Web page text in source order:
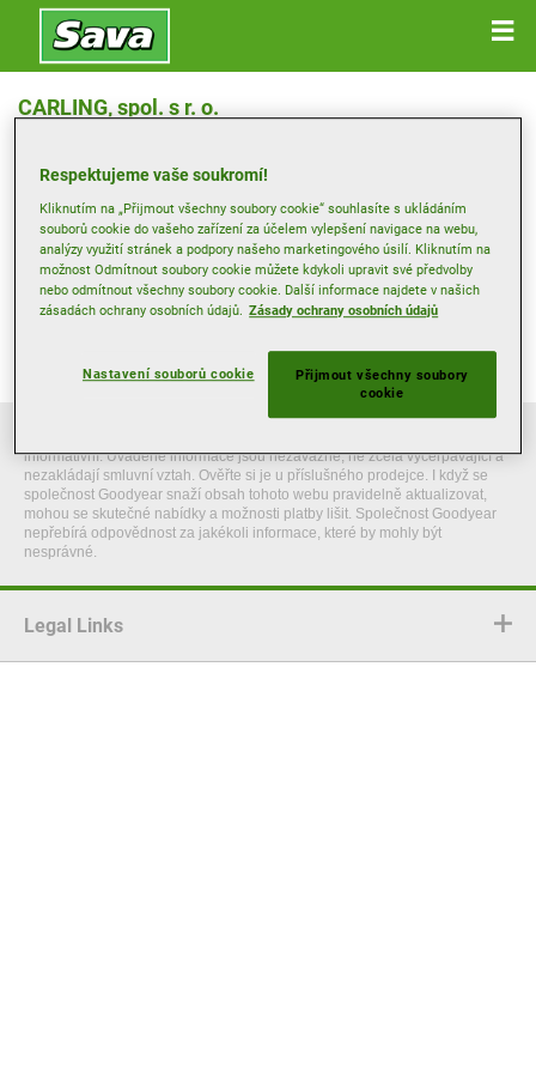
CARLING, spol. s r. o.
Získat pokyny pro cestu
Zobrazit telefonní číslo
nakup@carling.cz
informativní. Uváděné informace jsou nezávazné, ne zcela vyčerpávající a
nezakládají smluvní vztah. Ověřte si je u příslušného prodejce. I když se
společnost Goodyear snaží obsah tohoto webu pravidelně aktualizovat,
mohou se skutečné nabídky a možnosti platby lišit. Společnost Goodyear
nepřebírá odpovědnost za jakékoli informace, které by mohly být
nesprávné.
Legal Links
Respektujeme vaše soukromí!
Kliknutím na „Přijmout všechny soubory cookie“ souhlasíte s ukládáním
souborů cookie do vašeho zařízení za účelem vylepšení navigace na webu,
analýzy využití stránek a podpory našeho marketingového úsilí. Kliknutím na
možnost Odmítnout soubory cookie můžete kdykoli upravit své předvolby
nebo odmítnout všechny soubory cookie. Další informace najdete v našich
zásadách ochrany osobních údajů. Zásady ochrany osobních údajů
Nastavení souborů cookie
Přijmout všechny soubory
cookie